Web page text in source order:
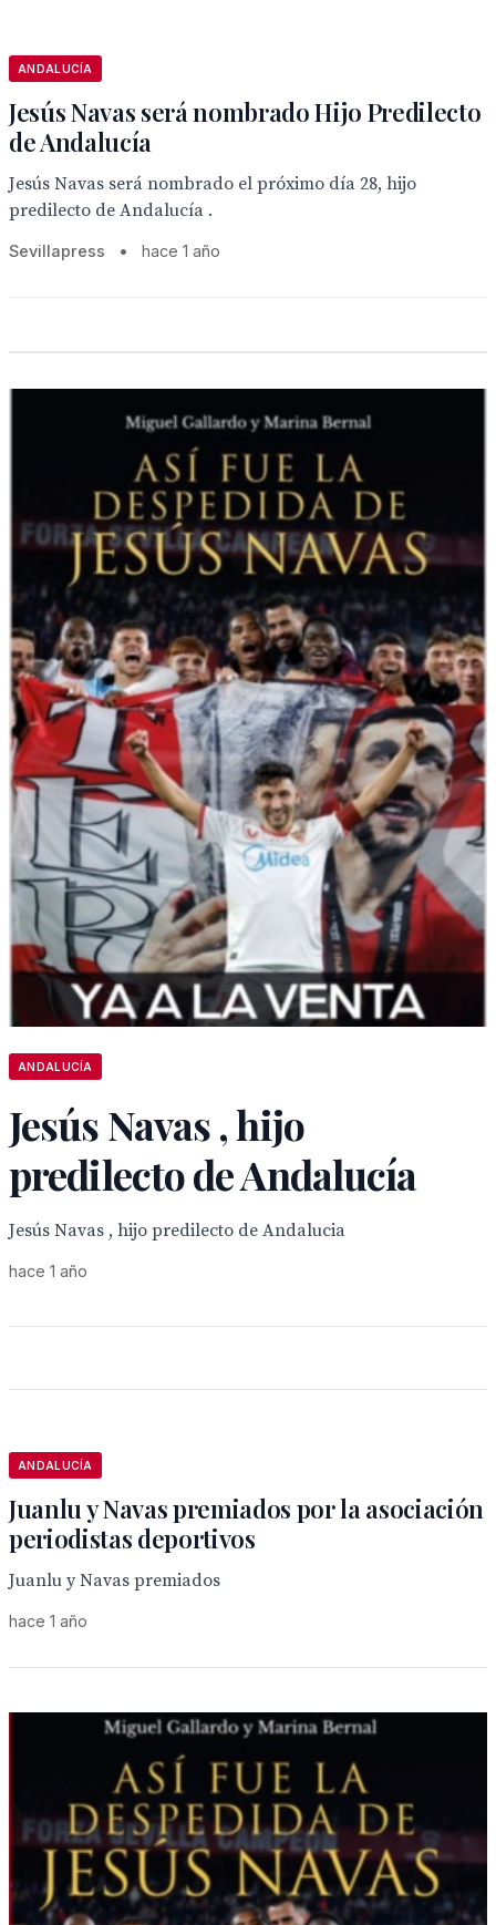
ANDALUCÍA
Jesús Navas será nombrado Hijo Predilecto
de Andalucía
Jesús Navas será nombrado el próximo día 28, hijo
predilecto de Andalucía .
Sevillapress • hace 1 año
ANDALUCÍA
Jesús Navas , hijo
predilecto de Andalucía
Jesús Navas , hijo predilecto de Andalucia
hace 1 año
ANDALUCÍA
Juanlu y Navas premiados por la asociación
periodistas deportivos
Juanlu y Navas premiados
hace 1 año